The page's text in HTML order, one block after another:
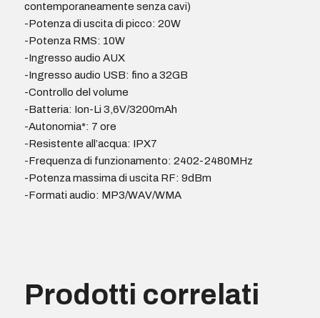
contemporaneamente senza cavi)
-Potenza di uscita di picco: 20W
-Potenza RMS: 10W
-Ingresso audio AUX
-Ingresso audio USB: fino a 32GB
-Controllo del volume
-Batteria: Ion-Li 3,6V/3200mAh
-Autonomia*: 7 ore
-Resistente all’acqua: IPX7
-Frequenza di funzionamento: 2402-2480MHz
-Potenza massima di uscita RF: 9dBm
-Formati audio: MP3/WAV/WMA
Prodotti correlati